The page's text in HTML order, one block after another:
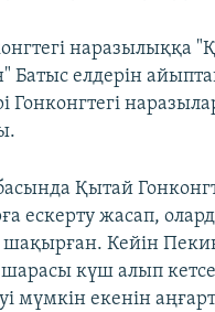
наразылыққа
Батыс елдерін
Гонконгтегі
Қытай
ескерту жасап,
Кейін
күш алып
мүмкін екенін